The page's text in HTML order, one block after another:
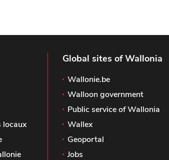
locaux
Global sites of Wallonia
Wallonie.be
Walloon government
Public service of Wallonia
Wallex
Geoportal
Jobs